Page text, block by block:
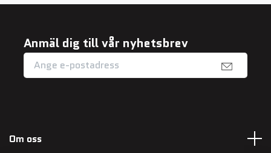
Anmäl dig till vår nyhetsbrev
Om oss